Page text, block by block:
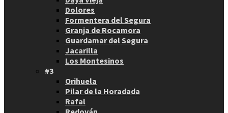
Dolores
Formentera del Segura
Granja de Rocamora
Guardamar del Segura
Jacarilla
Los Montesinos
#3
Orihuela
Pilar de la Horadada
Rafal